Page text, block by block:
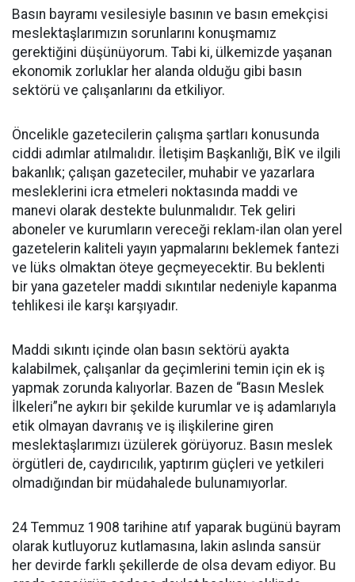
Basın bayramı vesilesiyle basının ve basın emekçisi
meslektaşlarımızın sorunlarını konuşmamız
gerektiğini düşünüyorum. Tabi ki, ülkemizde yaşanan
ekonomik zorluklar her alanda olduğu gibi basın
sektörü ve çalışanlarını da etkiliyor.
Öncelikle gazetecilerin çalışma şartları konusunda
ciddi adımlar atılmalıdır. İletişim Başkanlığı, BİK ve ilgili
bakanlık; çalışan gazeteciler, muhabir ve yazarlara
mesleklerini icra etmeleri noktasında maddi ve
manevi olarak destekte bulunmalıdır. Tek geliri
aboneler ve kurumların vereceği reklam-ilan olan yerel
gazetelerin kaliteli yayın yapmalarını beklemek fantezi
ve lüks olmaktan öteye geçmeyecektir. Bu beklenti
bir yana gazeteler maddi sıkıntılar nedeniyle kapanma
tehlikesi ile karşı karşıyadır.
Maddi sıkıntı içinde olan basın sektörü ayakta
kalabilmek, çalışanlar da geçimlerini temin için ek iş
yapmak zorunda kalıyorlar. Bazen de “Basın Meslek
İlkeleri”ne aykırı bir şekilde kurumlar ve iş adamlarıyla
etik olmayan davranış ve iş ilişkilerine giren
meslektaşlarımızı üzülerek görüyoruz. Basın meslek
örgütleri de, caydırıcılık, yaptırım güçleri ve yetkileri
olmadığından bir müdahalede bulunamıyorlar.
24 Temmuz 1908 tarihine atıf yaparak bugünü bayram
olarak kutluyoruz kutlamasına, lakin aslında sansür
her devirde farklı şekillerde de olsa devam ediyor. Bu